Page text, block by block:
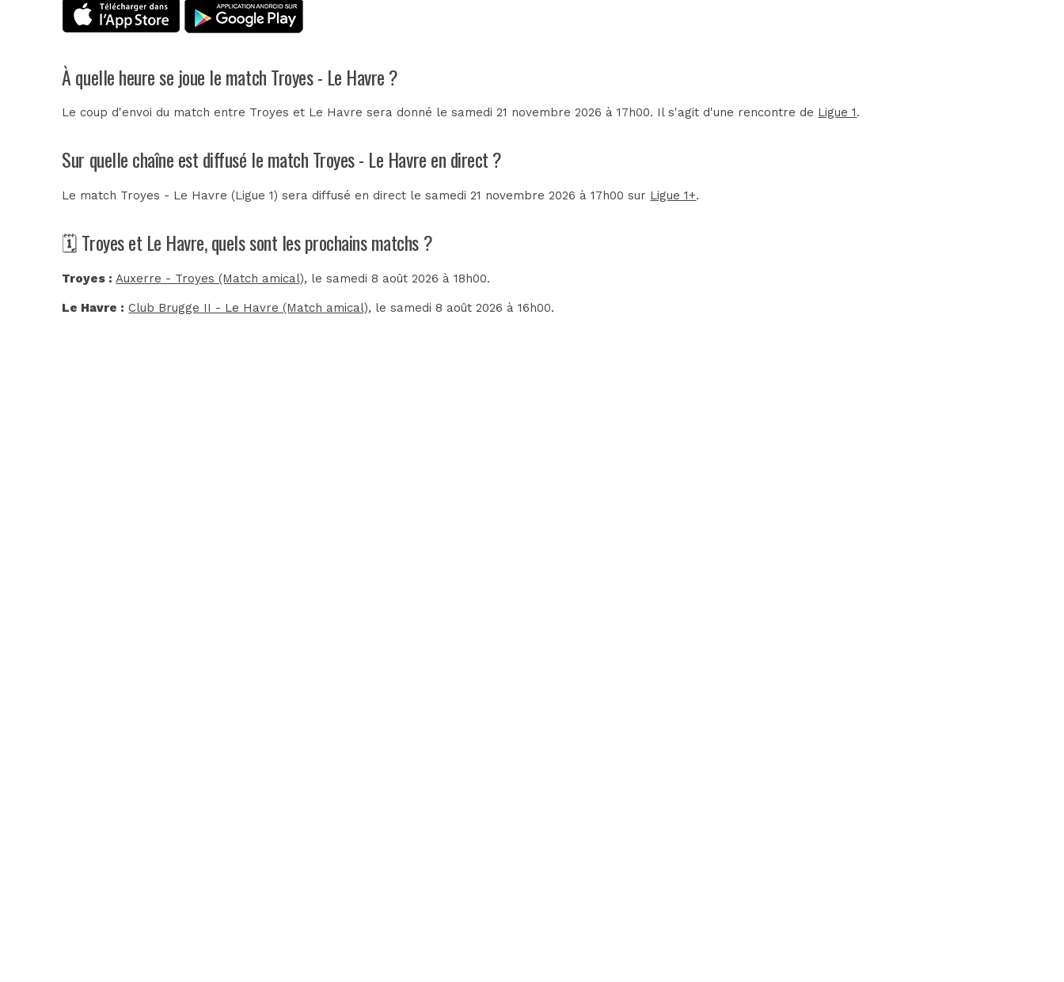
À quelle heure se joue le match Troyes - Le Havre ?
Le coup d'envoi du match entre Troyes et Le Havre sera donné le samedi 21 novembre 2026 à 17h00. Il s'agit d'une rencontre de Ligue 1.
Sur quelle chaîne est diffusé le match Troyes - Le Havre en direct ?
Le match Troyes - Le Havre (Ligue 1) sera diffusé en direct le samedi 21 novembre 2026 à 17h00 sur Ligue 1+.
🗓️ Troyes et Le Havre, quels sont les prochains matchs ?
Troyes : Auxerre - Troyes (Match amical), le samedi 8 août 2026 à 18h00.
Le Havre : Club Brugge II - Le Havre (Match amical), le samedi 8 août 2026 à 16h00.